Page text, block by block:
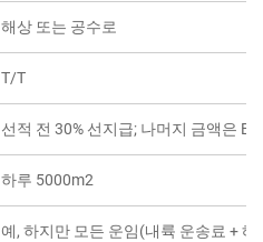
해상 또는 공수로
T/T
선적 전 30% 선지급; 나머지 금액은
하루 5000m2
예, 하지만 모든 운임(내륙 운송료 +